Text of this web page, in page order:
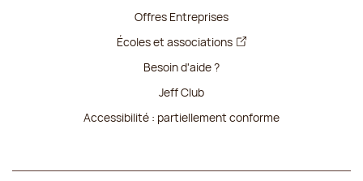
Offres Entreprises
Écoles et associations
Besoin d'aide ?
Jeff Club
Accessibilité : partiellement conforme